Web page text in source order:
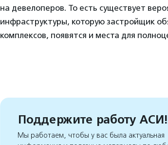
на девелоперов. То есть существует
инфраструктуры, которую застройщик
комплексов, появятся и места для
Поддержите работу АСИ!
Мы работаем, чтобы у вас была актуальная